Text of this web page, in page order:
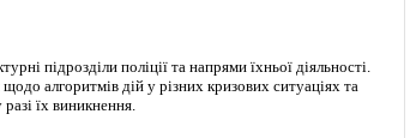
підрозділи поліції та напрями їхньої діяльності.
алгоритмів дій у різних кризових ситуаціях та
їх виникнення.